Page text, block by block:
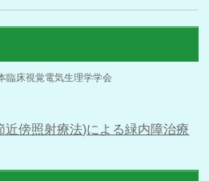
臨床視覚電気生理学学会
近傍照射療法)による緑内障治療